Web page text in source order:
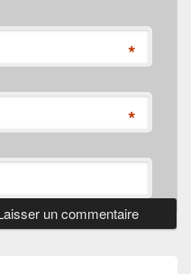
*
*